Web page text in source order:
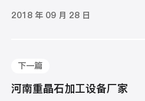
2018 年 09 月 28 日
下一篇
河南重晶石加工设备厂家